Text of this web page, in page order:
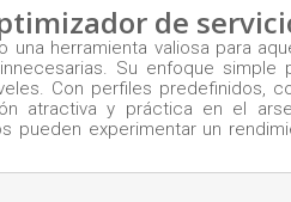
de
una herramienta valiosa para
Su enfoque
Con perfiles predefinidos,
atractiva y práctica en el
pueden experimentar un